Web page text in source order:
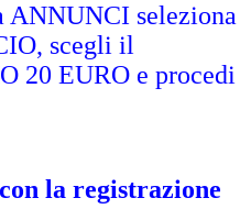
ANNUNCI seleziona
scegli il
20 EURO e procedi
la registrazione